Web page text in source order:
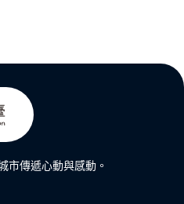
市傳遞心動與感動。